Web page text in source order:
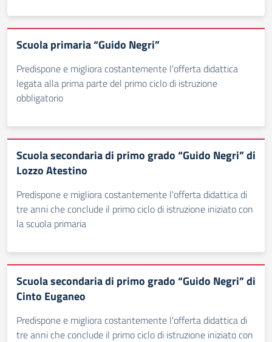
Scuola primaria “Guido Negri”
Predispone e migliora costantemente l'offerta didattica
legata alla prima parte del primo ciclo di istruzione
obbligatorio
Scuola secondaria di primo grado “Guido Negri” di
Lozzo Atestino
Predispone e migliora costantemente l'offerta didattica di
tre anni che conclude il primo ciclo di istruzione iniziato con
la scuola primaria
Scuola secondaria di primo grado “Guido Negri” di
Cinto Euganeo
Predispone e migliora costantemente l'offerta didattica di
tre anni che conclude il primo ciclo di istruzione iniziato con